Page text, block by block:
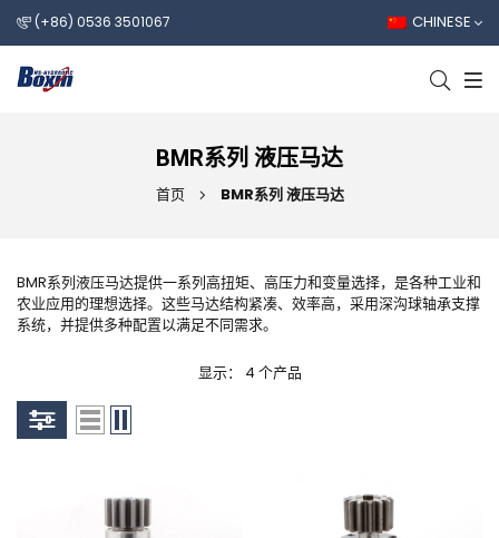
(+86) 0536 3501067 CHINESE
BMR系列 液压马达
首页 BMR系列 液压马达
BMR系列液压马达提供一系列高扭矩、高压力和变量选择，是各种工业和
农业应用的理想选择。这些马达结构紧凑、效率高，采用深沟球轴承支撑
系统，并提供多种配置以满足不同需求。
显示： 4 个产品